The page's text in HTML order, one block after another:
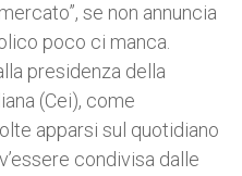
se non annuncia
poco ci manca.
presidenza della
(Cei), come
apparsi sul quotidiano
condivisa dalle